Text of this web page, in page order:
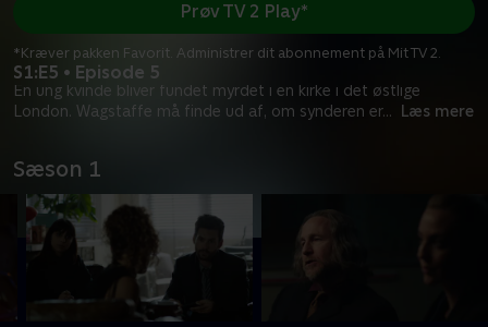
S1:E5 • Episode 5
En ung kvinde bliver fundet myrdet i en kirke i det østlige
London. Wagstaffe må finde ud af, om synderen er... Læs mere
Prøv TV 2 Play*
*Kræver pakken Favorit. Administrer dit abonnement på Mit TV 2.
Sæson 1